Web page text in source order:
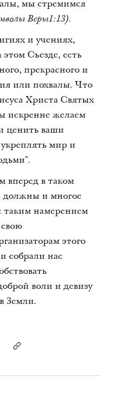
мы стремимся
Веры1:13).
и учениях,
Съезде, есть
прекрасного и
или похвалы. Что
Христа Святых
искренне желаем
ценить ваши
мир и
вперед в таком
и многое
таким намерением
этого
собрали нас
воли и девизу
Земли.